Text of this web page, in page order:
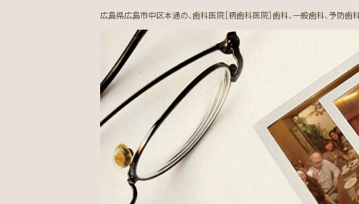
広島県広島市中区本通の、歯科医院［柄歯科医院］歯科、一般歯科、予防歯科